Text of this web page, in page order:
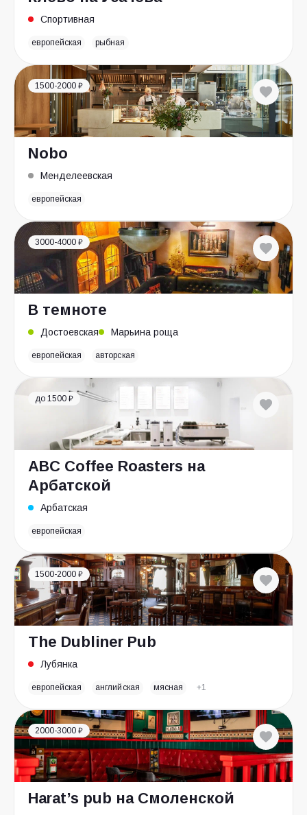
Спортивная
европейская рыбная
1500-2000 ₽
Nobo
Менделеевская
европейская
3000-4000 ₽
В темноте
Достоевская Марьина роща
европейская авторская
до 1500 ₽
ABC Coffee Roasters на
Арбатской
Арбатская
европейская
1500-2000 ₽
The Dubliner Pub
Лубянка
европейская английская мясная +1
2000-3000 ₽
Harat’s pub на Смоленской